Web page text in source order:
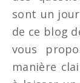
sont un
de ce blog
vous
manière